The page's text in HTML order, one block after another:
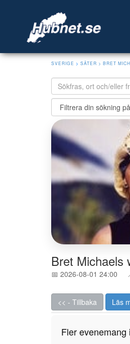
SVERIGE > SÄTER > BRET
Bret Michaels
📅 2026-08-01 24:00
<< - Tillbaka Läs
Fler